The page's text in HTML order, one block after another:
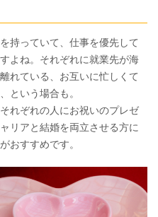
持っていて、仕事を優先して
よね。それぞれに就業先が海
れている、お互いに忙しくて
という場合も。
れぞれの人にお祝いのプレゼ
リアと結婚を両立させる方に
おすすめです。